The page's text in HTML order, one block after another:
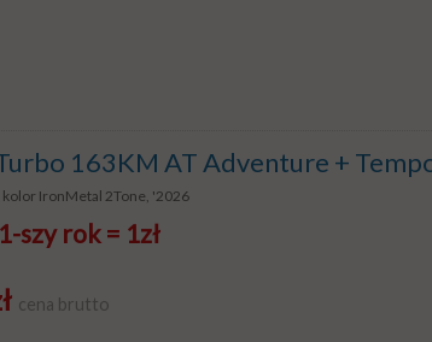
163KM AT Adventure +
IronMetal 2Tone, '2026
szy rok = 1zł
cena brutto